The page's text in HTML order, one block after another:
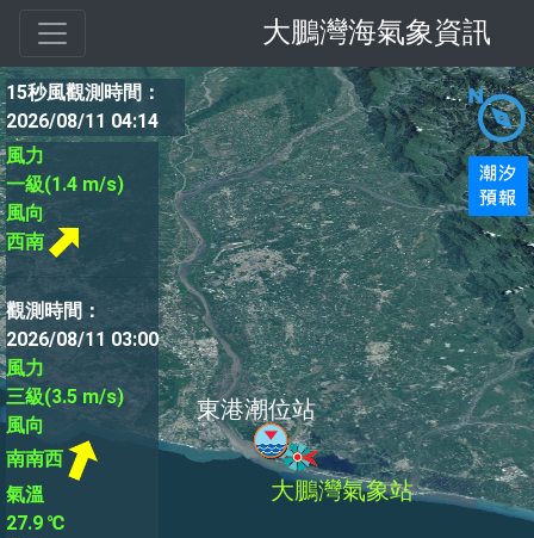
大鵬灣海氣象資訊
15秒風觀測時間：
2026/08/11 04:14
風力
一級(1.4 m/s)
風向
西南
觀測時間：
2026/08/11 03:00
風力
三級(3.5 m/s)
風向
南南西
氣溫
27.9 ℃